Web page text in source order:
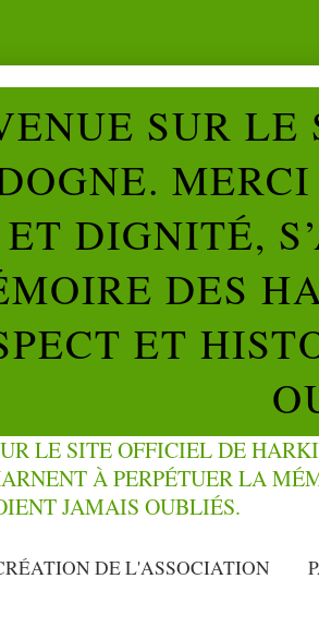
SUR
DIGNITÉ,
DES
ET
DE L'ASSOCIATION